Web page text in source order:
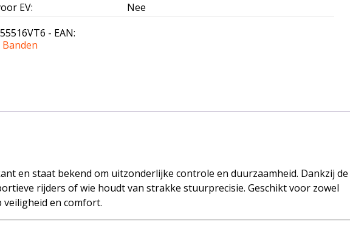
EV:
Nee
- EAN:
Banden
en staat bekend om uitzonderlijke controle en duurzaamheid. Dankzij de
rijders of wie houdt van strakke stuurprecisie. Geschikt voor zowel
en comfort.